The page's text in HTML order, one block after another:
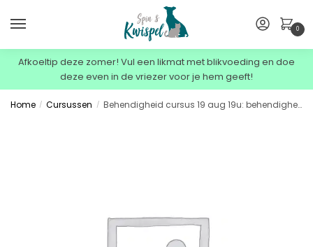
0
Afkoeltip deze zomer! Vul een likmat met blikvoeding en doe
deze even in de vriezer voor je hem geeft!
Home / Cursussen / Behendigheid cursus 19 aug 19u: behendigheid 19 aug 19u